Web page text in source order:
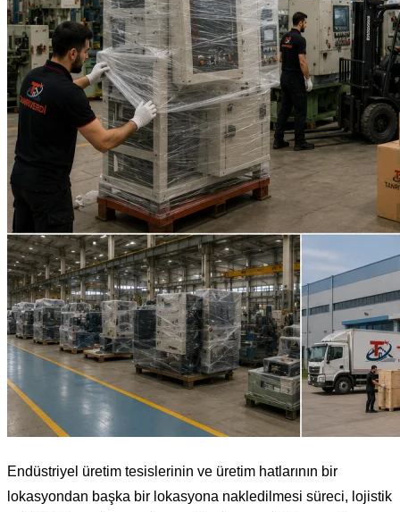
Endüstriyel üretim tesislerinin ve üretim hatlarının bir
lokasyondan başka bir lokasyona nakledilmesi süreci, lojistik